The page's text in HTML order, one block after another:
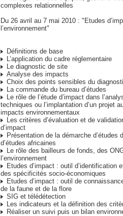
complexes relationnelles
Du 26 avril au 7 mai 2010 : "Etudes
l’environnement"
Définitions de base
L’application du cadre réglementaire
Le diagnostic de site
Analyse des impacts
Choix des points sensibles du
La commande du bureau d’études
Le rôle de l’étude d’impact dans
techniques ou l’implantation d’un projet
impacts environnementaux
Les critères d’évaluation et de
d’impact
Présentation de la démarche d’études
d’études africaines
Le rôle des bailleurs de fonds, des
l’environnement
Etudes d’impact : outil d’identification
des spécificités socio-économiques
Etudes d’impact : outil de
de la faune et de la flore
SIG et télédétection
Les indicateurs et la définition des
Réaliser un suivi puis un bilan